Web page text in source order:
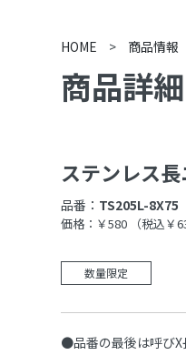
HOME > 商品情報
商品詳細
ステンレス
品番： TS205L-8X75
価格：￥580 （税込￥
数量限定
●品番の最後は呼びX